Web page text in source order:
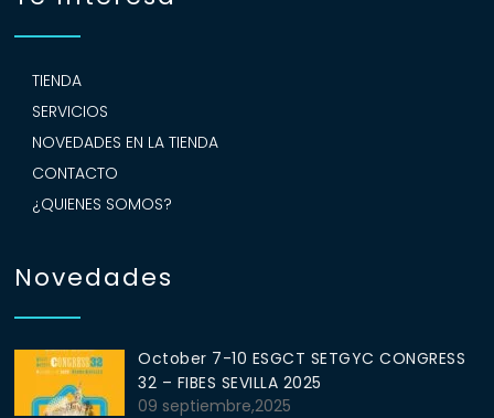
TIENDA
SERVICIOS
NOVEDADES EN LA TIENDA
CONTACTO
¿QUIENES SOMOS?
Novedades
October 7-10 ESGCT SETGYC CONGRESS
32 – FIBES SEVILLA 2025
09 septiembre,2025